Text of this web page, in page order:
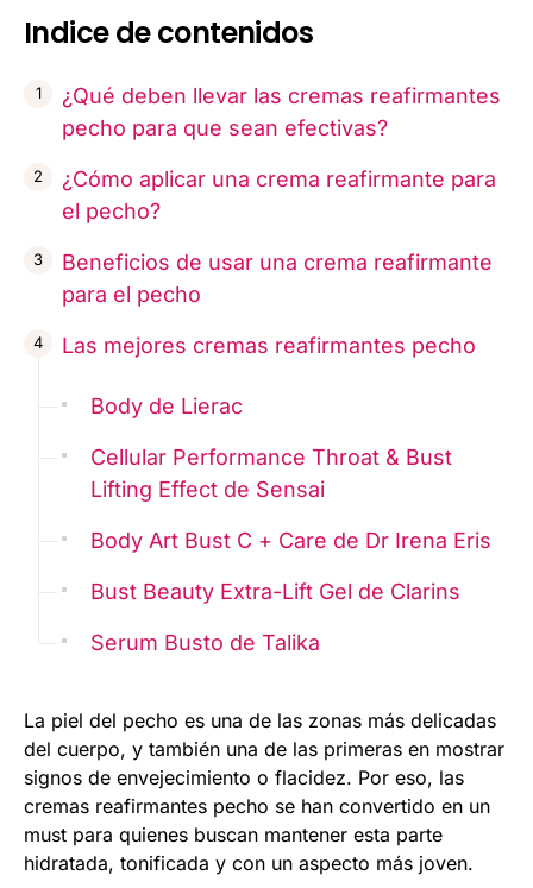
Indice de contenidos
¿Qué deben llevar las cremas reafirmantes
pecho para que sean efectivas?
¿Cómo aplicar una crema reafirmante para
el pecho?
Beneficios de usar una crema reafirmante
para el pecho
Las mejores cremas reafirmantes pecho
Body de Lierac
Cellular Performance Throat & Bust
Lifting Effect de Sensai
Body Art Bust C + Care de Dr Irena Eris
Bust Beauty Extra-Lift Gel de Clarins
Serum Busto de Talika
La piel del pecho es una de las zonas más delicadas
del cuerpo, y también una de las primeras en mostrar
signos de envejecimiento o flacidez. Por eso, las
cremas reafirmantes pecho se han convertido en un
must para quienes buscan mantener esta parte
hidratada, tonificada y con un aspecto más joven.